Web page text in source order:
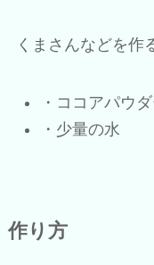
くまさんなどを作
・ココアパウ
・少量の水
作り方